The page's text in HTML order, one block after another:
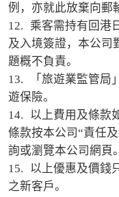
例，亦就此放棄向郵
12.	乘客需持有回港日期起計不少於6個月以上有效護照
及入境簽證，本公司
題概不負責。
13.	「旅遊業監管局」(TIA)建議乘客出發前購買綜合旅
遊保險。
14.	以上費用及條款如有任何更改，恕不另行通知。其他
條款按本公司“責任
詢或瀏覽本公司網頁。
15.	以上優惠及價錢只適用於 2025年12月8日或以後報名
之新客戶。